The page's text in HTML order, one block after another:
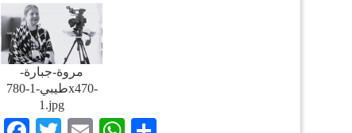
مروة-جبارة-
طيبي-1-780x470-
1.jpg